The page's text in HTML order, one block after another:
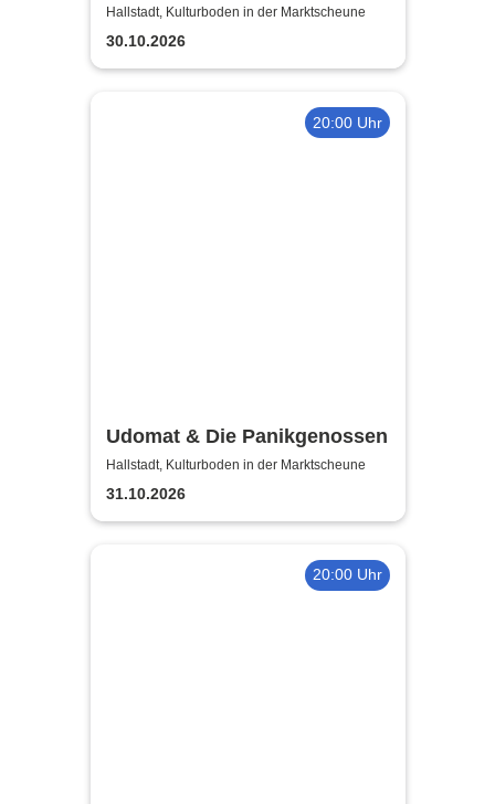
Band
Hallstadt, Kulturboden in der Marktscheune
30.10.2026
20:00 Uhr
Udomat & Die Panikgenossen
Hallstadt, Kulturboden in der Marktscheune
31.10.2026
20:00 Uhr